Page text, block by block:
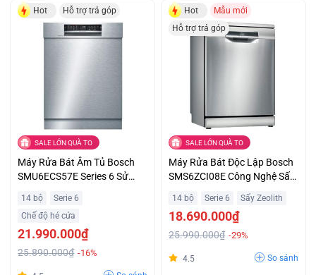
Hot Hỗ trợ trả góp
SALE LỚN QUÀ TO
Máy Rửa Bát Âm Tủ Bosch
SMU6ECS57E Series 6 Sử
Drive, Vận Hành Êm Ái,
Khuyến Mãi Hấp Dẫn
14 bộ
Serie 6
Chế độ hé cửa
21.990.000₫
25.890.000₫ -16%
Hot
Mẫu mới
Hỗ trợ trả góp
SALE LỚN QUÀ TO
Máy Rửa Bát Độc Lập Bosch
SMS6ZCI08E Công Nghệ Sấy
14 bộ Serie 6 Sấy Zeolith
18.690.000₫
25.990.000₫ -29%
4.5 So sánh